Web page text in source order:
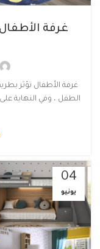
غرفة الأطفال تؤثر
الطفل ، وفي النهاية
04
يونيو